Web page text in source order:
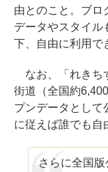
由とのこと。ブロ
データやスタイル
下、自由に利用で
なお、「れきち
街道（全国約
プンデータとして
に従えば誰でも自
さらに全国版